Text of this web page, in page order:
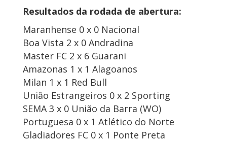
Resultados da rodada de abertura:
Maranhense 0 x 0 Nacional
Boa Vista 2 x 0 Andradina
Master FC 2 x 6 Guarani
Amazonas 1 x 1 Alagoanos
Milan 1 x 1 Red Bull
União Estrangeiros 0 x 2 Sporting
SEMA 3 x 0 União da Barra (WO)
Portuguesa 0 x 1 Atlético do Norte
Gladiadores FC 0 x 1 Ponte Preta